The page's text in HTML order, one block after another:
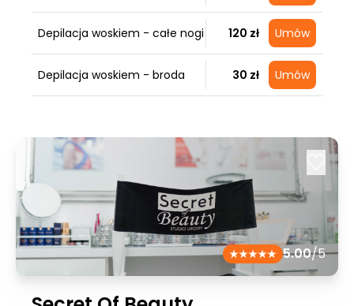
Depilacja woskiem - całe nogi 120 zł Umów
Depilacja woskiem - broda 30 zł Umów
5.00/5